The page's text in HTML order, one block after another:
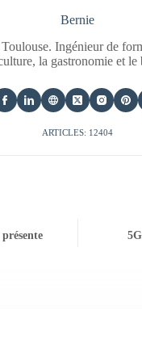
Bernie
Ingénieur de
la gastronomie et
ARTICLES: 12404